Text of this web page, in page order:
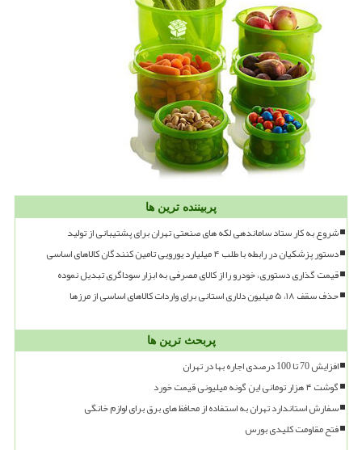
پربیننده ترین ها
شروع به کار ستاد ساماندهی لکه های صنعتی تهران برای پشتیبانی از تولید
دستور پزشکیان در رابطه با طلب ۴ میلیارد یورویی تامین کنندگان کالاهای اساسی
قیمت گذاری دستوری، خودرو را از کالای مصرفی به ابزار سوداگری تبدیل نموده
حذف سقف ۱۸، ۵ میلیون دلاری استانی برای واردات کالاهای اساسی از مرزها
پربحث ترین ها
افزایش 70 تا 100 درصدی اجاره بها در تهران
گوشت ۴ هزار تومانی این گونه میلیونی قیمت خورد
سفارش استاندارد تهران به استفاده از محافظ های برق برای لوازم خانگی
فتح مقاومت کلیدی بورس